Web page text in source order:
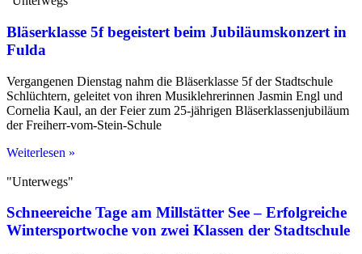
Bläserklasse 5f begeistert beim Jubiläumskonzert in
Fulda
Vergangenen Dienstag nahm die Bläserklasse 5f der Stadtschule
Schlüchtern, geleitet von ihren Musiklehrerinnen Jasmin Engl und
Cornelia Kaul, an der Feier zum 25-jährigen Bläserklassenjubiläum
der Freiherr-vom-Stein-Schule
Weiterlesen »
"Unterwegs"
Schneereiche Tage am Millstätter See – Erfolgreiche
Wintersportwoche von zwei Klassen der Stadtschule